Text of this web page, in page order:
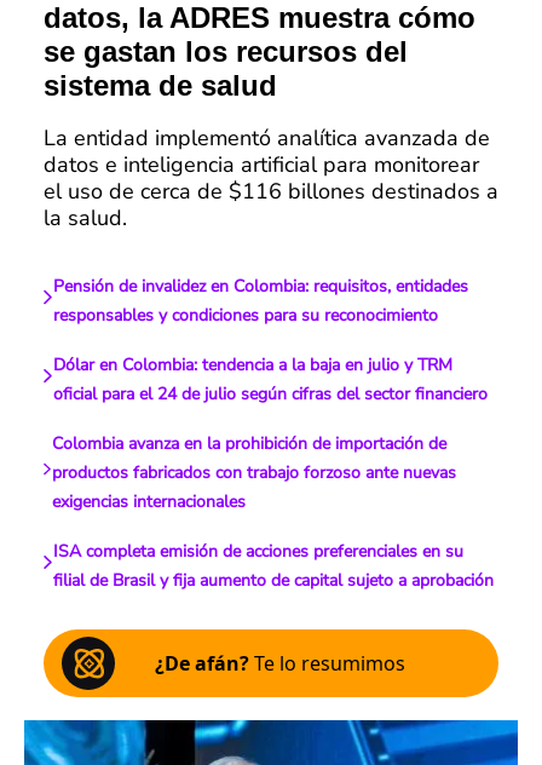
datos, la ADRES muestra cómo
se gastan los recursos del
sistema de salud
La entidad implementó analítica avanzada de
datos e inteligencia artificial para monitorear
el uso de cerca de $116 billones destinados a
la salud.
Pensión de invalidez en Colombia: requisitos, entidades
responsables y condiciones para su reconocimiento
Dólar en Colombia: tendencia a la baja en julio y TRM
oficial para el 24 de julio según cifras del sector financiero
Colombia avanza en la prohibición de importación de
productos fabricados con trabajo forzoso ante nuevas
exigencias internacionales
ISA completa emisión de acciones preferenciales en su
filial de Brasil y fija aumento de capital sujeto a aprobación
¿De afán?Te lo resumimos